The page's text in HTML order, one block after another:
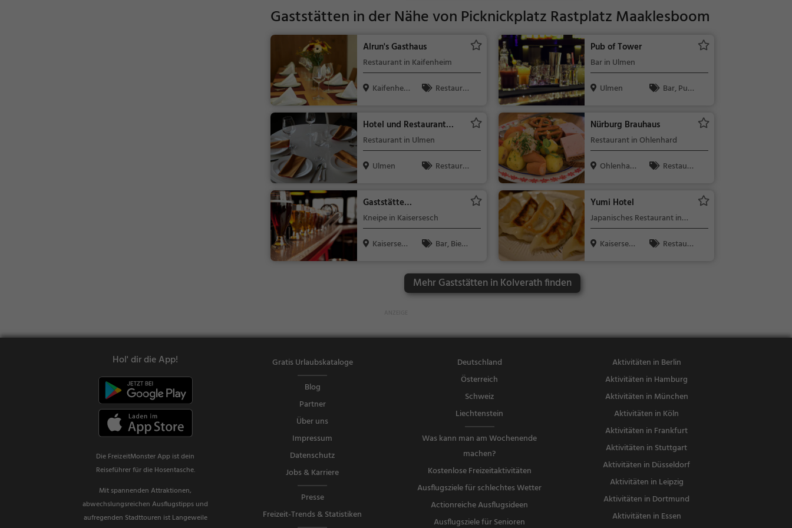
Gaststätten in der Nähe von Picknickplatz Rastplatz Maaklesboom
Alrun's Gasthaus
Restaurant in Kaifenheim
Kaifenhei
Restaura
en
Pub of Tower
Bar in Ulmen
Ulmen
Bar, Pub,
änke, Irisch
Hotel und Restaurant
Wilhelmshöhe
Restaurant in Ulmen
Ulmen
Restaura
Nürburg Brauhaus
Restaurant in Ohlenhard
Ohlenhar
Restaura
gessen, Bier,
/ Getränke,
Gaststätte
Bürgerstübchen
Kneipe in Kaisersesch
Kaisersesc
Bar, Bier,
/ Getränke
Yumi Hotel
Japanisches Restaurant in
Kaisersesch
Kaisersesc
Restaura
Mehr Gaststätten in Kolverath finden
Hol' dir die App!
Die FreizeitMonster App ist dein
Reiseführer für die Hosentasche.
Mit spannenden Attraktionen,
abwechslungsreichen Ausflugstipps und
aufregenden Stadttouren ist Langeweile
Gratis Urlaubskataloge
Blog
Partner
Über uns
Impressum
Datenschutz
Jobs & Karriere
Presse
Freizeit-Trends & Statistiken
Deutschland
Österreich
Schweiz
Liechtenstein
Was kann man am Wochenende
machen?
Kostenlose Freizeitaktivitäten
Ausflugsziele für schlechtes Wetter
Actionreiche Ausflugsideen
Ausflugsziele für Senioren
Aktivitäten in Berlin
Aktivitäten in Hamburg
Aktivitäten in München
Aktivitäten in Köln
Aktivitäten in Frankfurt
Aktivitäten in Stuttgart
Aktivitäten in Düsseldorf
Aktivitäten in Leipzig
Aktivitäten in Dortmund
Aktivitäten in Essen